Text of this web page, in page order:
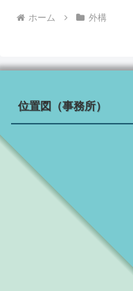
ホーム 外構
位置図（事務所）